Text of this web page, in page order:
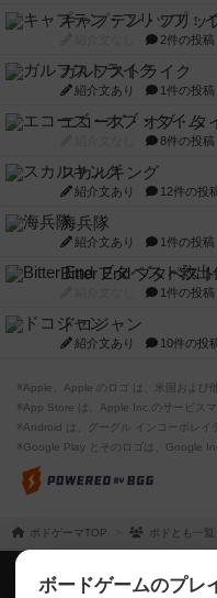
キャプテン・フリッ
2件の投稿
ガルフストライク
紹介文あり 1件の投稿
エコーズ・オブ・タ
8件の投稿
スカルキング
紹介文あり 12件の投
海兵隊
紹介文あり 1件の投稿
Bitter End ブタペス
1件の投稿
ドコジャン
紹介文あり 10件の投
※Apple、Apple のロゴ は、米国および
※App Store は、Apple Inc.のサービスマ
※Android は、グーグル インコーポレイ
※Google Play とそのロゴは、Google
ボドゲーマTOP ボドとも一覧
ボードゲームのプレ
ボドゲーマTOP